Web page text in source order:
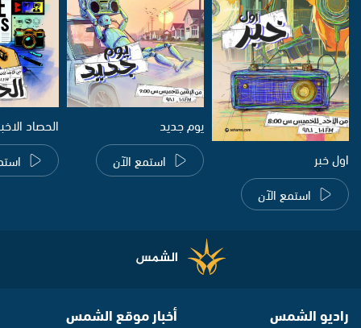
اول خبر
استمع الآن
يوم جديد
استمع الآن
الحصاد
راديو الشمس أخبار موقع الشمس